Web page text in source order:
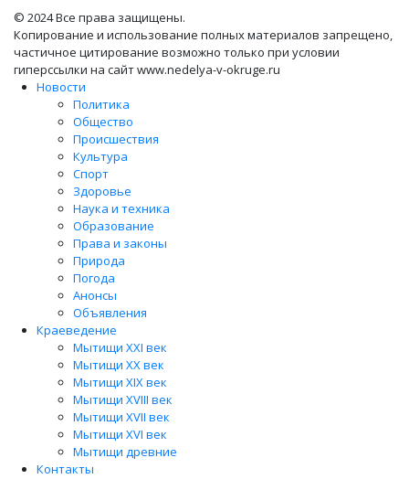
© 2024 Все права защищены.
Копирование и использование полных материалов запрещено,
частичное цитирование возможно только при условии
гиперссылки на сайт www.nedelya-v-okruge.ru
Новости
Политика
Общество
Происшествия
Культура
Спорт
Здоровье
Наука и техника
Образование
Права и законы
Природа
Погода
Анонсы
Объявления
Краеведение
Мытищи XXI век
Мытищи XX век
Мытищи XIX век
Мытищи XVIII век
Мытищи XVII век
Мытищи XVI век
Мытищи древние
Контакты